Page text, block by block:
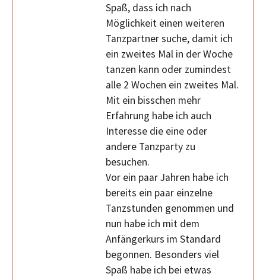
Spaß, dass ich nach
Möglichkeit einen weiteren
Tanzpartner suche, damit ich
ein zweites Mal in der Woche
tanzen kann oder zumindest
alle 2 Wochen ein zweites Mal.
Mit ein bisschen mehr
Erfahrung habe ich auch
Interesse die eine oder
andere Tanzparty zu
besuchen.
Vor ein paar Jahren habe ich
bereits ein paar einzelne
Tanzstunden genommen und
nun habe ich mit dem
Anfängerkurs im Standard
begonnen. Besonders viel
Spaß habe ich bei etwas